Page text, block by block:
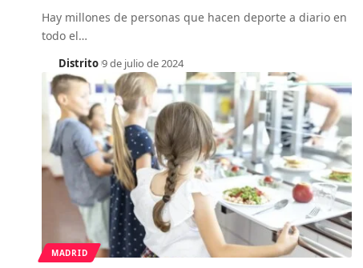
Hay millones de personas que hacen deporte a diario en
todo el…
Distrito 9 de julio de 2024
MADRID